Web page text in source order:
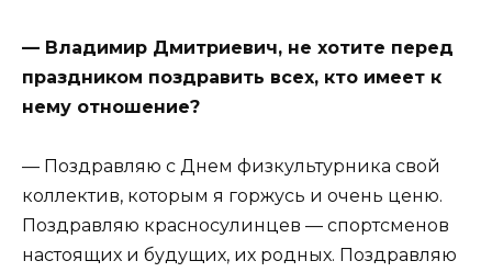
— Владимир Дмитриевич, не хотите перед
праздником поздравить всех, кто имеет к
нему отношение?
— Поздравляю с Днем физкультурника свой
коллектив, которым я горжусь и очень ценю.
Поздравляю красносулинцев — спортсменов
настоящих и будущих, их родных. Поздравляю